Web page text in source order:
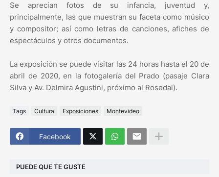
Se aprecian fotos de su infancia, juventud y,
principalmente, las que muestran su faceta como músico
y compositor; así como letras de canciones, afiches de
espectáculos y otros documentos.
La exposición se puede visitar las 24 horas hasta el 20 de
abril de 2020, en la fotogalería del Prado (pasaje Clara
Silva y Av. Delmira Agustini, próximo al Rosedal).
Tags Cultura Exposiciones Montevideo
Facebook
PUEDE QUE TE GUSTE